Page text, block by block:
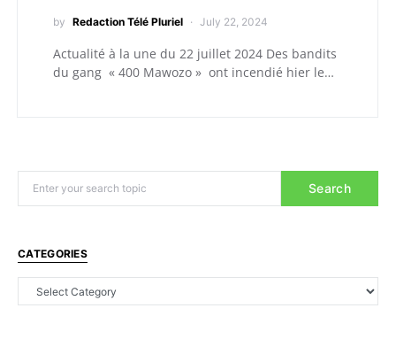
by Redaction Télé Pluriel July 22, 2024
Actualité à la une du 22 juillet 2024 Des bandits
du gang « 400 Mawozo » ont incendié hier le…
Search
CATEGORIES